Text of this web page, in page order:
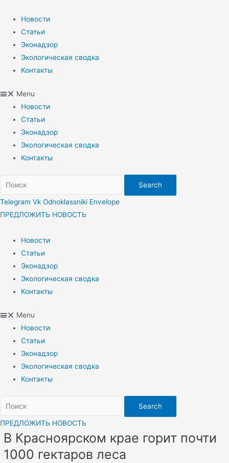
содержимому
Новости
Статьи
Эконадзор
Экологическая сводка
Контакты
Menu
Новости
Статьи
Эконадзор
Экологическая сводка
Контакты
Search
Telegram Vk Odnoklassniki Envelope
ПРЕДЛОЖИТЬ НОВОСТЬ
Новости
Статьи
Эконадзор
Экологическая сводка
Контакты
Menu
Новости
Статьи
Эконадзор
Экологическая сводка
Контакты
Search
ПРЕДЛОЖИТЬ НОВОСТЬ
В Красноярском крае горит почти
1000 гектаров леса